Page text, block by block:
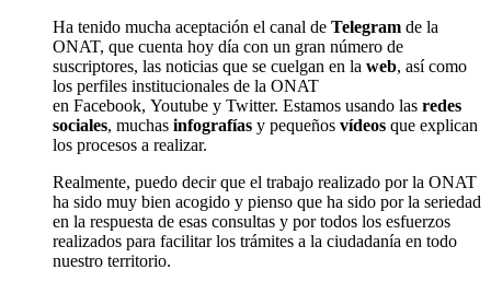
Ha tenido mucha aceptación el canal de Telegram de la
ONAT, que cuenta hoy día con un gran número de
suscriptores, las noticias que se cuelgan en la web, así como
los perfiles institucionales de la ONAT
en Facebook, Youtube y Twitter. Estamos usando las redes
sociales, muchas infografías y pequeños vídeos que explican
los procesos a realizar.
Realmente, puedo decir que el trabajo realizado por la ONAT
ha sido muy bien acogido y pienso que ha sido por la seriedad
en la respuesta de esas consultas y por todos los esfuerzos
realizados para facilitar los trámites a la ciudadanía en todo
nuestro territorio.